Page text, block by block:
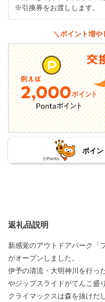
※引換券をお渡しします。
＼ポイント増や
ポイン
返礼品説明
新感覚のアウトドアパーク「
がオープンしました。
伊予の清流・大明神川を行っ
やジップスライドがてんこ盛り
クライマックスは森を抜けだ